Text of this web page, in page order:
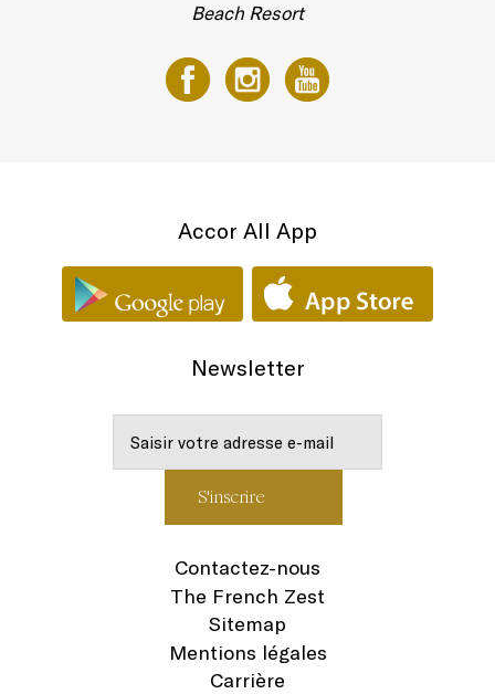
Beach Resort
Accor All App
Newsletter
Contactez-nous
The French Zest
Sitemap
Mentions légales
Carrière